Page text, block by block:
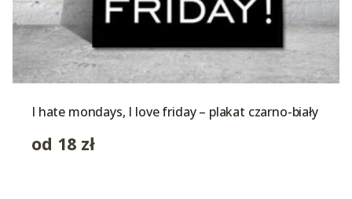
I hate mondays, I love friday – plakat czarno-biały
od 18 zł